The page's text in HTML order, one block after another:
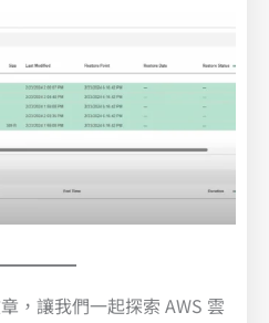
，讓我們一起探索 AWS 雲